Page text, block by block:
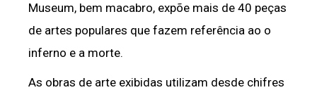
Museum, bem macabro, expõe mais de 40 peças
de artes populares que fazem referência ao o
inferno e a morte.
As obras de arte exibidas utilizam desde chifres